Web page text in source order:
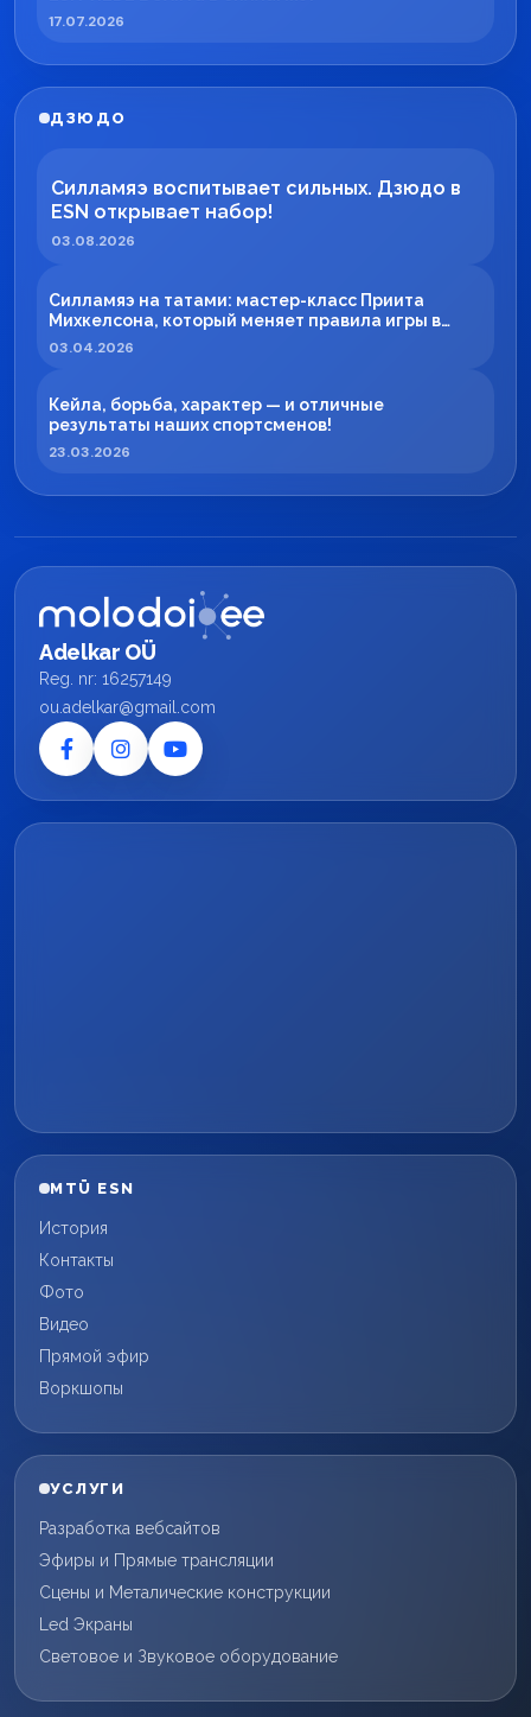
17.07.2026
ДЗЮДО
Силламяэ воспитывает сильных. Дзюдо в
ESN открывает набор!
03.08.2026
Силламяэ на татами: мастер-класс Приита
Михкелсона, который меняет правила игры в
регионе
03.04.2026
Кейла, борьба, характер — и отличные
результаты наших спортсменов!
23.03.2026
Adelkar OÜ
Reg. nr: 16257149
ou.adelkar@gmail.com
MTÜ ESN
История
Контакты
Фото
Видео
Прямой эфир
Воркшопы
УСЛУГИ
Разработка вебсайтов
Эфиры и Прямые трансляции
Сцены и Металические конструкции
Led Экраны
Световое и Звуковое оборудование